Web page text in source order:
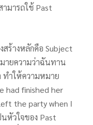
มารถใช้ Past
ร้างหลักคือ Subject
ายความว่าฉันทาน
ทำให้ความหมาย
had finished her
the party when I
หัวใจของ Past